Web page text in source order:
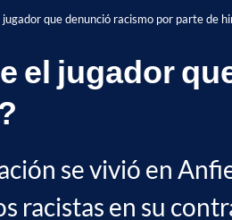
jugador que denunció racismo por parte de
el jugador
se vivió en
racistas en su